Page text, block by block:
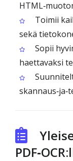
Toimii
sekä
Sopii
haettavaksi